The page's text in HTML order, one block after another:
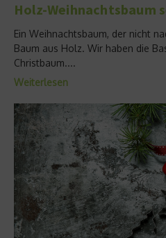
Holz-Weihnachtsbaum
Ein Weihnachtsbaum, der nicht
Baum aus Holz. Wir haben die
Christbaum....
Weiterlesen